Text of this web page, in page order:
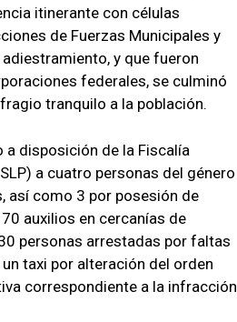
itinerante con células
de Fuerzas Municipales y
y que fueron
federales, se culminó
tranquilo a la población.
a disposición de la Fiscalía
a cuatro personas del género
así como 3 por posesión de
auxilios en cercanías de
personas arrestadas por faltas
taxi por alteración del orden
correspondiente a la infracción